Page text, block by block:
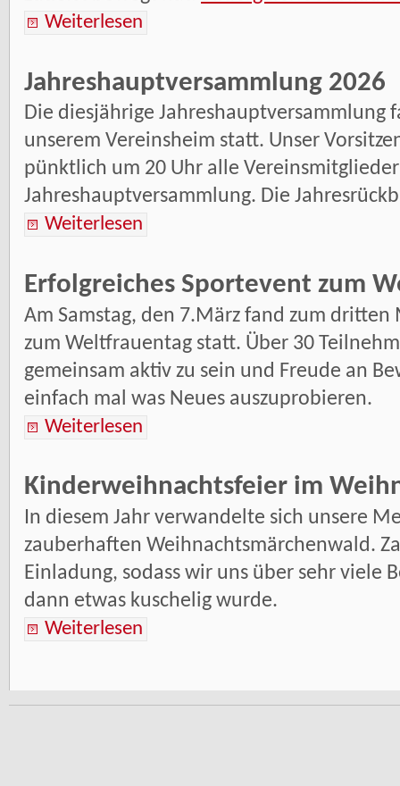
Weiterlesen
Jahreshauptversammlung 2026
Die diesjährige Jahreshauptversammlung
unserem Vereinsheim statt. Unser
pünktlich um 20 Uhr alle
Jahreshauptversammlung. Die
Weiterlesen
Erfolgreiches Sportevent zum
Am Samstag, den 7.März fand zum
zum Weltfrauentag statt. Über 30
gemeinsam aktiv zu sein und Freude an
einfach mal was Neues auszuprobieren.
Weiterlesen
Kinderweihnachtsfeier im
In diesem Jahr verwandelte sich unsere
zauberhaften Weihnachtsmärchenwald.
Einladung, sodass wir uns über sehr viele
dann etwas kuschelig wurde.
Weiterlesen